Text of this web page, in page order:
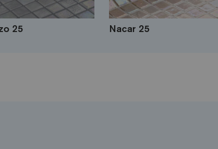
25 Nacar 25